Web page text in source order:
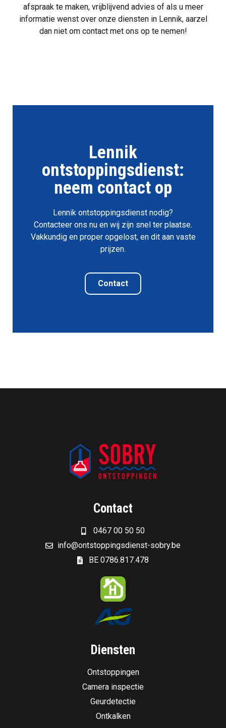
afspraak te maken, vrijblijvend advies of als u meer
informatie wenst over onze diensten in Lennik, aarzel
dan niet om contact met ons op te nemen!
Lennik
ontstoppingsdienst:
neem contact op
Lennik ontstoppingsdienst nodig?
Contacteer ons nu en wij zijn snel ter plaatse.
Vakkundig en proper opgelost, en dit aan vaste
prijzen.
Contact
Contact
0467 00 50 50
info@ontstoppingsdienst-sobry.be
BE 0786.817.478
Diensten
Ontstoppingen
Camera inspectie
Geurdetectie
Ontkalken